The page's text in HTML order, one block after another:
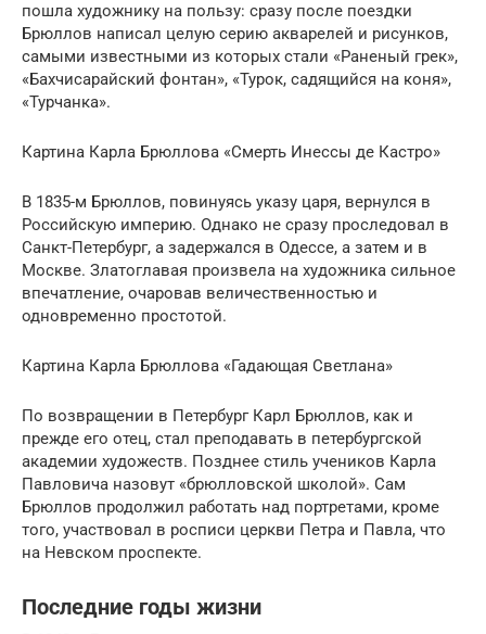
пошла художнику на пользу: сразу после поездки
Брюллов написал целую серию акварелей и рисунков,
самыми известными из которых стали «Раненый грек»,
«Бахчисарайский фонтан», «Турок, садящийся на коня»,
«Турчанка».
Картина Карла Брюллова «Смерть Инессы де Кастро»
В 1835-м Брюллов, повинуясь указу царя, вернулся в
Российскую империю. Однако не сразу проследовал в
Санкт-Петербург, а задержался в Одессе, а затем и в
Москве. Златоглавая произвела на художника сильное
впечатление, очаровав величественностью и
одновременно простотой.
Картина Карла Брюллова «Гадающая Светлана»
По возвращении в Петербург Карл Брюллов, как и
прежде его отец, стал преподавать в петербургской
академии художеств. Позднее стиль учеников Карла
Павловича назовут «брюлловской школой». Сам
Брюллов продолжил работать над портретами, кроме
того, участвовал в росписи церкви Петра и Павла, что
на Невском проспекте.
Последние годы жизни